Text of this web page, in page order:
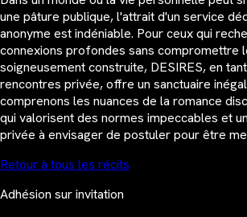
une pâture publique, l'attrait d'un service
anonyme est indéniable. Pour ceux qui
connexions profondes sans compromettre
soigneusement construite, DESIRES, en
rencontres privée, offre un sanctuaire
comprenons les nuances de la romance
qui valorisent des normes impeccables et
privée à envisager de postuler pour être
Retour à tous les récits
Adhésion sur invitation